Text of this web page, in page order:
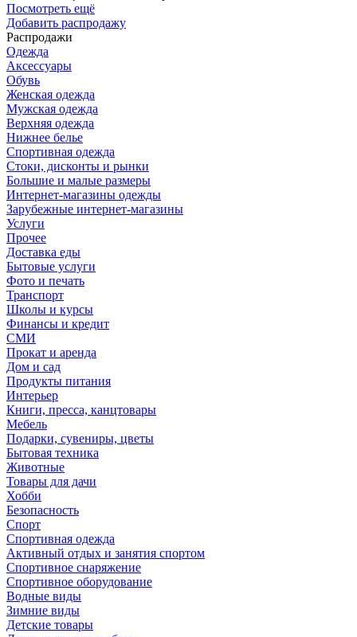
Посмотреть ещё
Добавить распродажу
Распродажи
Одежда
Аксессуары
Обувь
Женская одежда
Мужская одежда
Верхняя одежда
Нижнее белье
Спортивная одежда
Стоки, дисконты и рынки
Большие и малые размеры
Интернет-магазины одежды
Зарубежные интернет-магазины
Услуги
Прочее
Доставка еды
Бытовые услуги
Фото и печать
Транспорт
Школы и курсы
Финансы и кредит
СМИ
Прокат и аренда
Дом и сад
Продукты питания
Интерьер
Книги, пресса, канцтовары
Мебель
Подарки, сувениры, цветы
Бытовая техника
Животные
Товары для дачи
Хобби
Безопасность
Спорт
Спортивная одежда
Активный отдых и занятия спортом
Спортивное снаряжение
Спортивное оборудование
Водные виды
Зимние виды
Детские товары